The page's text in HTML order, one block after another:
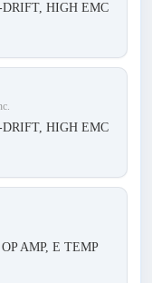
HIGH EMC
HIGH EMC
AMP, E TEMP